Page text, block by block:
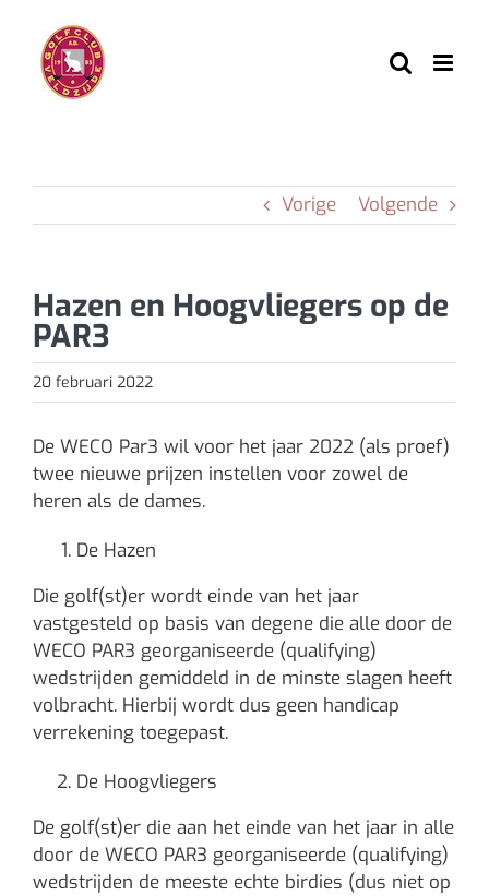
inhoud
Vorige Volgende
Hazen en Hoogvliegers op de
PAR3
20 februari 2022
De WECO Par3 wil voor het jaar 2022 (als proef)
twee nieuwe prijzen instellen voor zowel de
heren als de dames.
De Hazen
Die golf(st)er wordt einde van het jaar
vastgesteld op basis van degene die alle door de
WECO PAR3 georganiseerde (qualifying)
wedstrijden gemiddeld in de minste slagen heeft
volbracht. Hierbij wordt dus geen handicap
verrekening toegepast.
De Hoogvliegers
De golf(st)er die aan het einde van het jaar in alle
door de WECO PAR3 georganiseerde (qualifying)
wedstrijden de meeste echte birdies (dus niet op